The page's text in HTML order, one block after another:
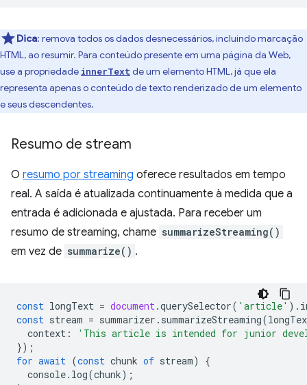
Dica: remova todos os dados desnecessários, incluindo marcação
HTML, ao resumir. Para conteúdo presente em uma página da Web,
use a propriedade innerText de um elemento HTML, já que ela
representa apenas o conteúdo de texto renderizado de um elemento
e seus descendentes.
Resumo de stream
O resumo por streaming oferece resultados em tempo
real. A saída é atualizada continuamente à medida que a
entrada é adicionada e ajustada. Para receber um
resumo de streaming, chame summarizeStreaming()
em vez de summarize() .
const longText = document.querySelector( 'article' ).
const stream = summarizer . summarizeStreaming(
context :
'This article is intended for junior
});
for await (const chunk of stream)
{
console. log(chunk);